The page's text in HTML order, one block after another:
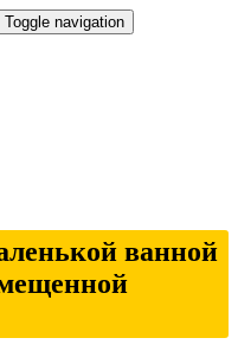
Toggle navigation
ванной